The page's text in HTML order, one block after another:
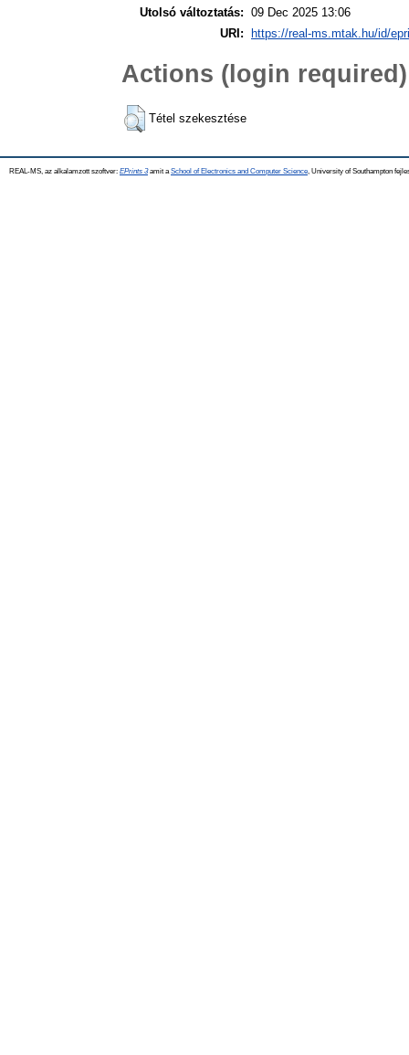
Utolsó változtatás: 09 Dec 2025 13:06
URI:
https://real-ms.mtak.hu/id/
Actions (login required)
Tétel szekesztése
REAL-MS, az alkalamzott szoftver: EPrints 3amit a School of Electronics and Computer Science , University of Southampton